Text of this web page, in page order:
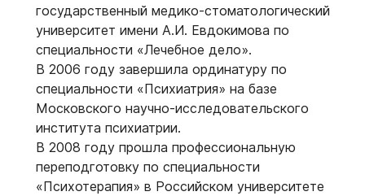
государственный медико-стоматологический
университет имени А.И. Евдокимова по
специальности «Лечебное дело».
В 2006 году завершила ординатуру по
специальности «Психиатрия» на базе
Московского научно-исследовательского
института психиатрии.
В 2008 году прошла профессиональную
переподготовку по специальности
«Психотерапия» в Российском университете